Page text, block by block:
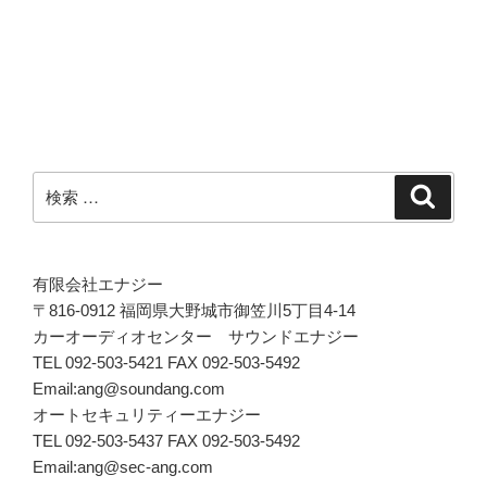
索:
有限会社エナジー
〒816-0912 福岡県大野城市御笠川5丁目4-14
カーオーディオセンター サウンドエナジー
TEL 092-503-5421 FAX 092-503-5492
Email:ang@soundang.com
オートセキュリティーエナジー
TEL 092-503-5437 FAX 092-503-5492
Email:ang@sec-ang.com